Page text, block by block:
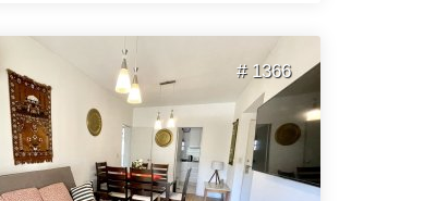
niños, cancha de tennis, servicio de
sauna, microcine, laundry,etc.
# 1366